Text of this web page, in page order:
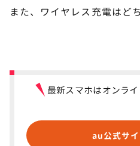
また、ワイヤレス充電はど
最新スマホはオンラ
au公式サ